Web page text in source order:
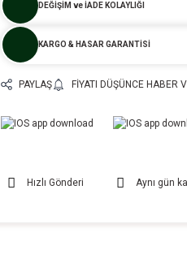
DEĞİŞİM ve İADE KOLAYLIĞI
KARGO & HASAR GARANTİSİ
PAYLAŞ FIYATI DÜŞÜNCE HABER
Hızlı Gönderi Aynı gün